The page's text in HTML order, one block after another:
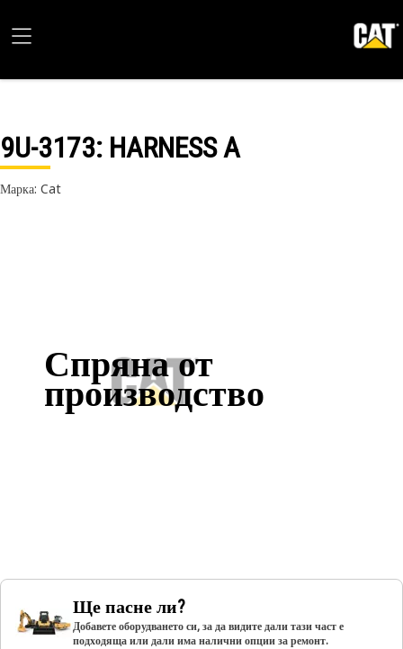
9U-3173: HARNESS A
Марка: Cat
Спряна от
производство
Ще пасне ли?
Добавете оборудването си, за да видите дали тази част е
подходяща или дали има налични опции за ремонт.